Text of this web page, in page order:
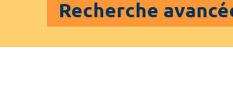
Recherche